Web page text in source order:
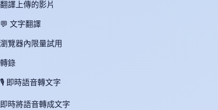
翻譯上傳的影片
💬 文字翻譯
瀏覽器內限量試用
轉錄
🎙️ 即時語音轉文字
即時將語音轉成文字